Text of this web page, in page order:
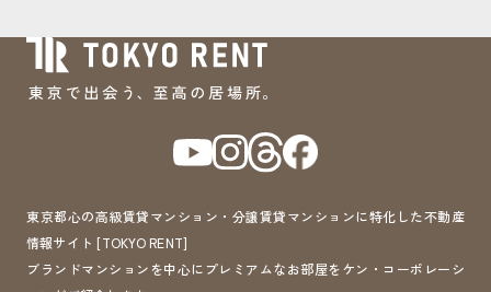
東京都心の高級賃貸マンション・分譲賃貸マンションに特化した不動産
情報サイト [TOKYO RENT]
ブランドマンションを中心にプレミアムなお部屋をケン・コーポレーシ